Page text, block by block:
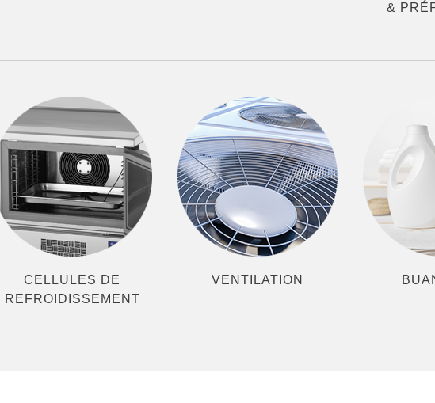
&
CELLULES DE
REFROIDISSEMENT
VENTILATION